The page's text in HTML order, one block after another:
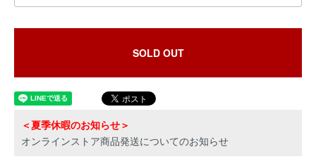
SOLD OUT
＜夏季休暇のお知らせ＞
オンラインストア商品発送についてのお知らせ